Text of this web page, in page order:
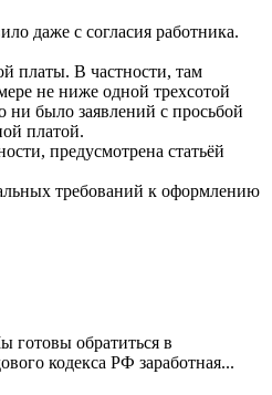
даже с согласия работника.
платы. В частности, там
не ниже одной трехсотой
было заявлений с просьбой
платой.
предусмотрена статьёй
требований к оформлению
готовы обратиться в
кодекса РФ заработная...